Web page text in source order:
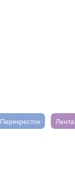
Перекресток Лента